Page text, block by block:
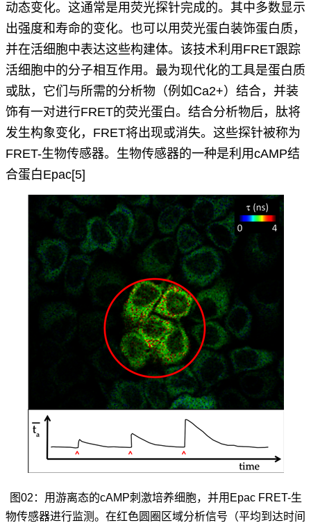
动态变化。这通常是用荧光探针完成的。其中多数显示
出强度和寿命的变化。也可以用荧光蛋白装饰蛋白质，
并在活细胞中表达这些构建体。该技术利用FRET跟踪
活细胞中的分子相互作用。最为现代化的工具是蛋白质
或肽，它们与所需的分析物（例如Ca2+）结合，并装
饰有一对进行FRET的荧光蛋白。结合分析物后，肽将
发生构象变化，FRET将出现或消失。这些探针被称为
FRET-生物传感器。生物传感器的一种是利用cAMP结
合蛋白Epac[5]
图02：用游离态的cAMP刺激培养细胞，并用Epac FRET-生
物传感器进行监测。在红色圆圈区域分析信号（平均到达时间